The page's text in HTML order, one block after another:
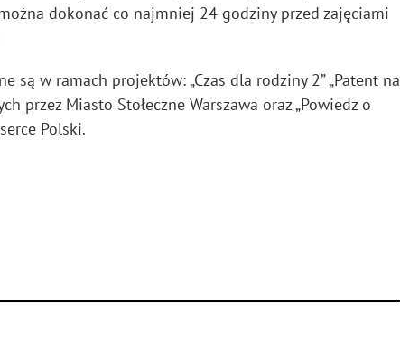
dokonać co najmniej 24 godziny przed zajęciami
w ramach projektów: „Czas dla rodziny 2” „Patent na
przez Miasto Stołeczne Warszawa oraz „Powiedz o
Polski.